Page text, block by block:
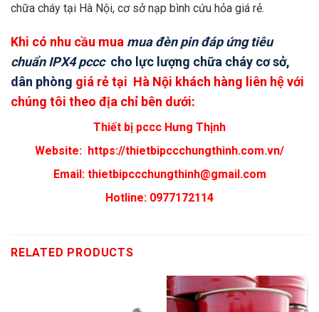
chữa cháy tại Hà Nội, cơ sở nạp bình cứu hỏa giá rẻ.
Khi có nhu cầu mua mua đèn pin đáp ứng tiêu
chuẩn IPX4 pccc cho lực lượng chữa cháy cơ sở,
dân phòng giá rẻ tại Hà Nội khách hàng liên hệ với
chúng tôi theo địa chỉ bên dưới:
Thiết bị pccc Hưng Thịnh
Website: https://thietbipccchungthinh.com.vn/
Email: thietbipccchungthinh@gmail.com
Hotline: 0977172114
RELATED PRODUCTS